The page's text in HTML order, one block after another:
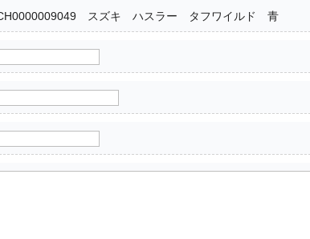
スズキ ハスラー タフワイルド 青